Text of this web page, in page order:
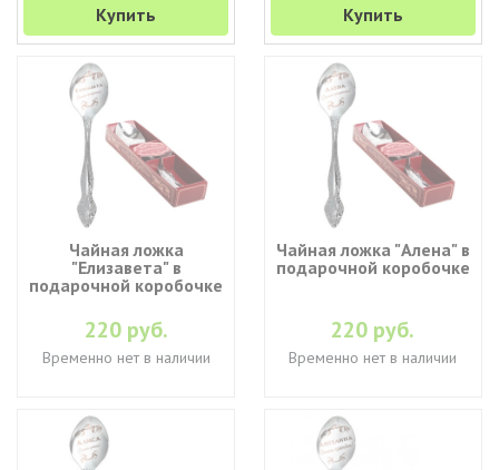
Купить Купить
Чайная ложка
"Елизавета" в
подарочной коробочке
220 руб.
Временно нет в наличии
Чайная ложка "Алена" в
подарочной коробочке
220 руб.
Временно нет в наличии